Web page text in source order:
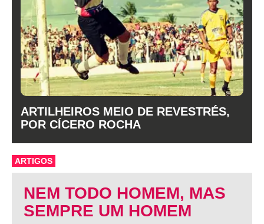
ARTILHEIROS MEIO DE REVESTRÉS,
POR CÍCERO ROCHA
ARTIGOS
NEM TODO HOMEM, MAS
SEMPRE UM HOMEM